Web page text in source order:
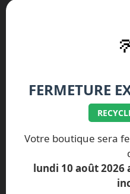
Samsung
Samsung
Samsung
Samsung
FERMETURE
Votre boutique sera
lundi 10 août 2026